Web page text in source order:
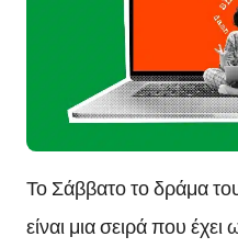
Το Σάββατο το δράμα
είναι μια σειρά που